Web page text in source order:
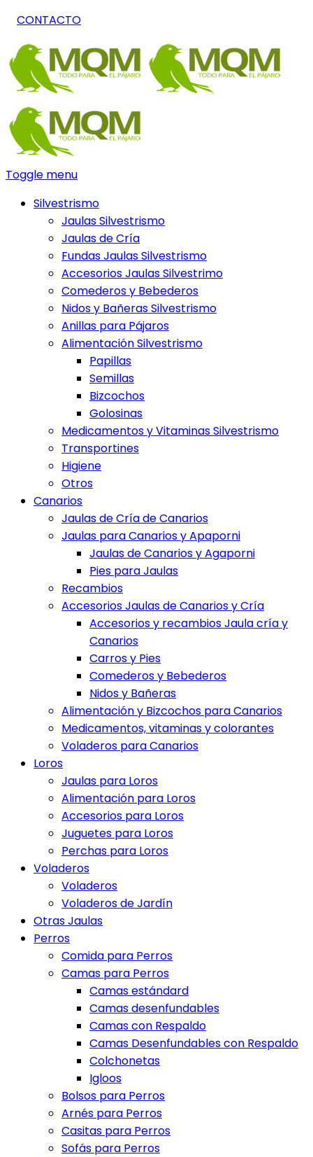
CONTACTO
Toggle menu
Silvestrismo
Jaulas Silvestrismo
Jaulas de Cría
Fundas Jaulas Silvestrismo
Accesorios Jaulas Silvestrimo
Comederos y Bebederos
Nidos y Bañeras Silvestrismo
Anillas para Pájaros
Alimentación Silvestrismo
Papillas
Semillas
Bizcochos
Golosinas
Medicamentos y Vitaminas Silvestrismo
Transportines
Higiene
Otros
Canarios
Jaulas de Cría de Canarios
Jaulas para Canarios y Apaporni
Jaulas de Canarios y Agaporni
Pies para Jaulas
Recambios
Accesorios Jaulas de Canarios y Cría
Accesorios y recambios Jaula cría y
Canarios
Carros y Pies
Comederos y Bebederos
Nidos y Bañeras
Alimentación y Bizcochos para Canarios
Medicamentos, vitaminas y colorantes
Voladeros para Canarios
Loros
Jaulas para Loros
Alimentación para Loros
Accesorios para Loros
Juguetes para Loros
Perchas para Loros
Voladeros
Voladeros
Voladeros de Jardín
Otras Jaulas
Perros
Comida para Perros
Camas para Perros
Camas estándard
Camas desenfundables
Camas con Respaldo
Camas Desenfundables con Respaldo
Colchonetas
Igloos
Bolsos para Perros
Arnés para Perros
Casitas para Perros
Sofás para Perros